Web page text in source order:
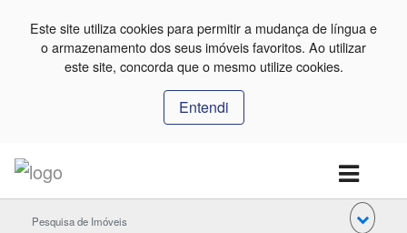
Este site utiliza cookies para permitir a mudança de língua e
o armazenamento dos seus imóveis favoritos. Ao utilizar
este site, concorda que o mesmo utilize cookies.
Entendi
Pesquisa de Imóveis